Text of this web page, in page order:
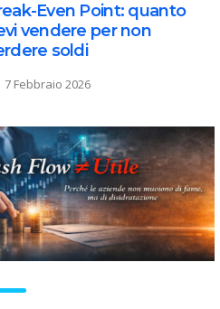
Even Point: quanto
vendere per non
soldi
7 Febbraio 2026